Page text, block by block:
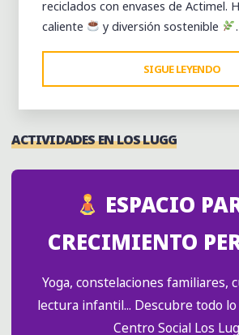
reciclados con envases de Actimel.
caliente
y diversión sostenible .
SIGUE LEYENDO
ACTIVIDADES EN LOS LUGG
ESPACIO
CRECIMIENTO
Yoga, constelaciones familiares,
lectura infantil... Descubre todo
Centro Social Los